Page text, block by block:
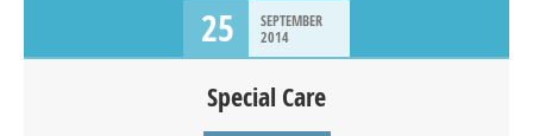
25
SEPTEMBER
2014
Special Care